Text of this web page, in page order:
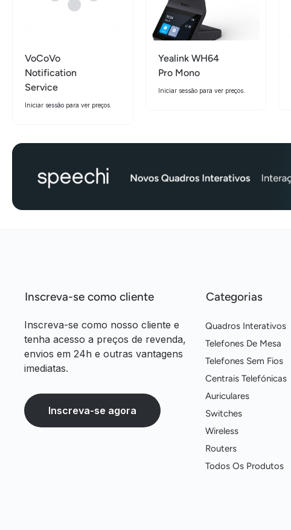
VoCoVo
Notification
Service
Iniciar sessão para ver preços.
Yealink WH64
Pro Mono
Iniciar sessão para ver preços.
Inscreva-se como cliente
Inscreva-se como nosso cliente e
tenha acesso a preços de revenda,
envios em 24h e outras vantagens
imediatas.
Inscreva-se agora
Categorias
Quadros Interativos
Telefones De Mesa
Telefones Sem Fios
Centrais Telefónicas
Auriculares
Switches
Wireless
Routers
Todos Os Produtos